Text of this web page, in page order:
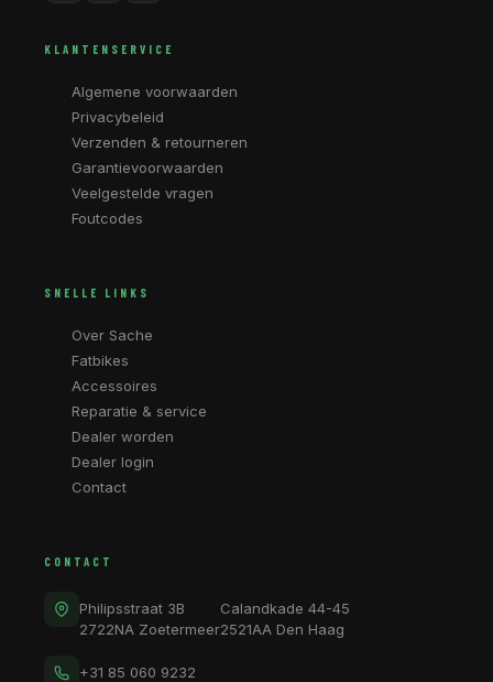
KLANTENSERVICE
Algemene voorwaarden
Privacybeleid
Verzenden & retourneren
Garantievoorwaarden
Veelgestelde vragen
Foutcodes
SNELLE LINKS
Over Sache
Fatbikes
Accessoires
Reparatie & service
Dealer worden
Dealer login
Contact
CONTACT
Philipsstraat 3B
2722NA Zoetermeer
Calandkade 44-45
2521AA Den Haag
+31 85 060 9232